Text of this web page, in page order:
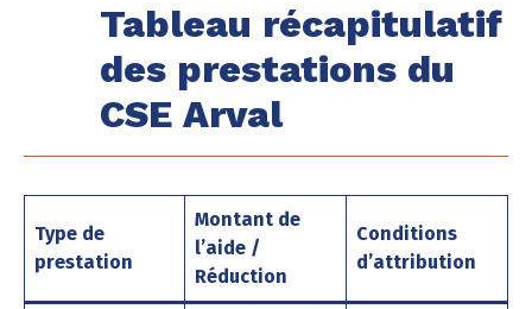
Tableau récapitulatif
des prestations du
CSE Arval
Type de
prestation
Montant de
l’aide /
Réduction
Conditions
d’attribution